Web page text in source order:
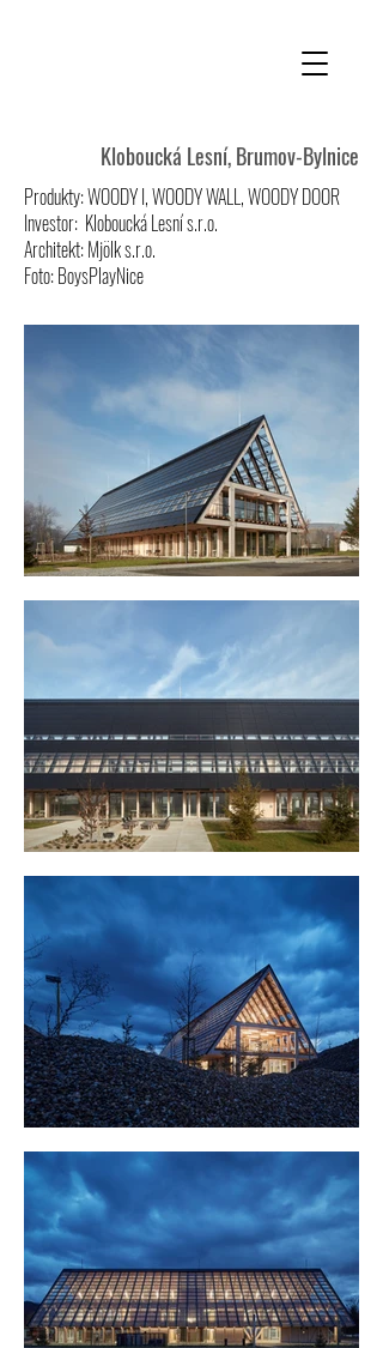
Kloboucká Lesní, Brumov-Bylnice
Produkty: WOODY I, WOODY WALL, WOODY DOOR
Investor: Kloboucká Lesní s.r.o.
Architekt: Mjölk s.r.o.
Foto: BoysPlayNice